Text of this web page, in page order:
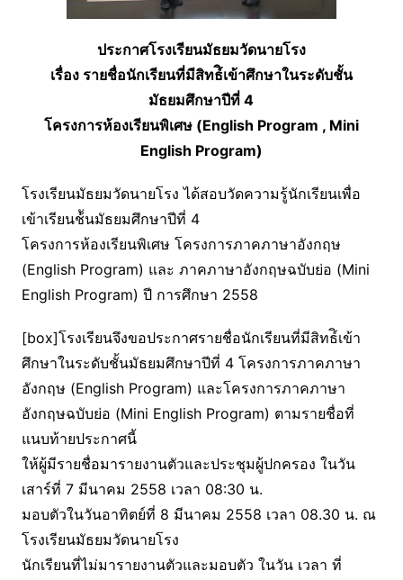
ประกาศโรงเรียนมัธยมวัดนายโรง
เรื่อง รายชื่อนักเรียนที่มีสิทธ์ิเข้าศึกษาในระดับชั้น
มัธยมศึกษาปีที่ 4
โครงการห้องเรียนพิเศษ (English Program , Mini
English Program)
โรงเรียนมัธยมวัดนายโรง ได้สอบวัดความรู้นักเรียนเพื่อ
เข้าเรียนช้ันมัธยมศึกษาปีที่ 4
โครงการห้องเรียนพิเศษ โครงการภาคภาษาอังกฤษ
(English Program) และ ภาคภาษาอังกฤษฉบับย่อ (Mini
English Program) ปี การศึกษา 2558
[box]โรงเรียนจึงขอประกาศรายชื่อนักเรียนที่มีสิทธ์ิเข้า
ศึกษาในระดับชั้นมัธยมศึกษาปีที่ 4 โครงการภาคภาษา
อังกฤษ (English Program) และโครงการภาคภาษา
อังกฤษฉบับย่อ (Mini English Program) ตามรายชื่อที่
แนบท้ายประกาศนี้
ให้ผู้มีรายชื่อมารายงานตัวและประชุมผู้ปกครอง ในวัน
เสาร์ที่ 7 มีนาคม 2558 เวลา 08:30 น.
มอบตัวในวันอาทิตย์ที่ 8 มีนาคม 2558 เวลา 08.30 น. ณ
โรงเรียนมัธยมวัดนายโรง
นักเรียนที่ไม่มารายงานตัวและมอบตัว ในวัน เวลา ที่